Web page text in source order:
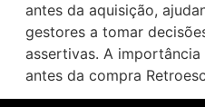
antes da aquisição,
gestores a tomar
assertivas. A
antes da compra